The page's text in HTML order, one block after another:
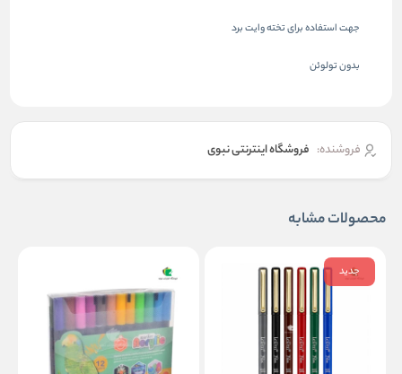
جهت استفاده برای تخته وایت برد
بدون تولوئن
فروشنده: فروشگاه اینترنتی نبوی
محصولات مشابه
جدید